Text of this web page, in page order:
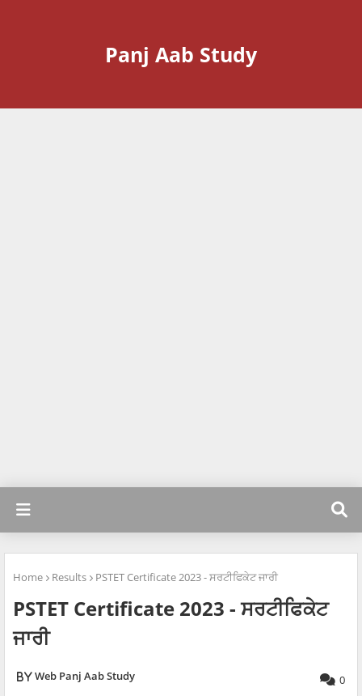
Panj Aab Study
Home Results PSTET Certificate 2023 - ਸਰਟੀਫਿਕੇਟ ਜਾਰੀ
PSTET Certificate 2023 - ਸਰਟੀਫਿਕੇਟ
ਜਾਰੀ
Web Panj Aab Study 0